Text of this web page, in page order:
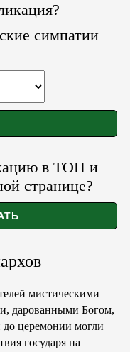
симпатии
в ТОП и
странице?
мистическими
дарованными Богом,
до церемонии могли
государя на